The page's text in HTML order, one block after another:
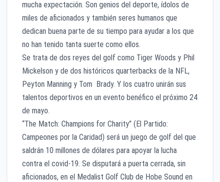
mucha expectación. Son genios del deporte, ídolos de
miles de aficionados y también seres humanos que
dedican buena parte de su tiempo para ayudar a los que
no han tenido tanta suerte como ellos.
Se trata de dos reyes del golf como Tiger Woods y Phil
Mickelson y de dos históricos quarterbacks de la NFL,
Peyton Manning y Tom Brady. Y los cuatro unirán sus
talentos deportivos en un evento benéfico el próximo 24
de mayo.
“The Match: Champions for Charity” (El Partido:
Campeones por la Caridad) será un juego de golf del que
saldrán 10 millones de dólares para apoyar la lucha
contra el covid-19. Se disputará a puerta cerrada, sin
aficionados, en el Medalist Golf Club de Hobe Sound en